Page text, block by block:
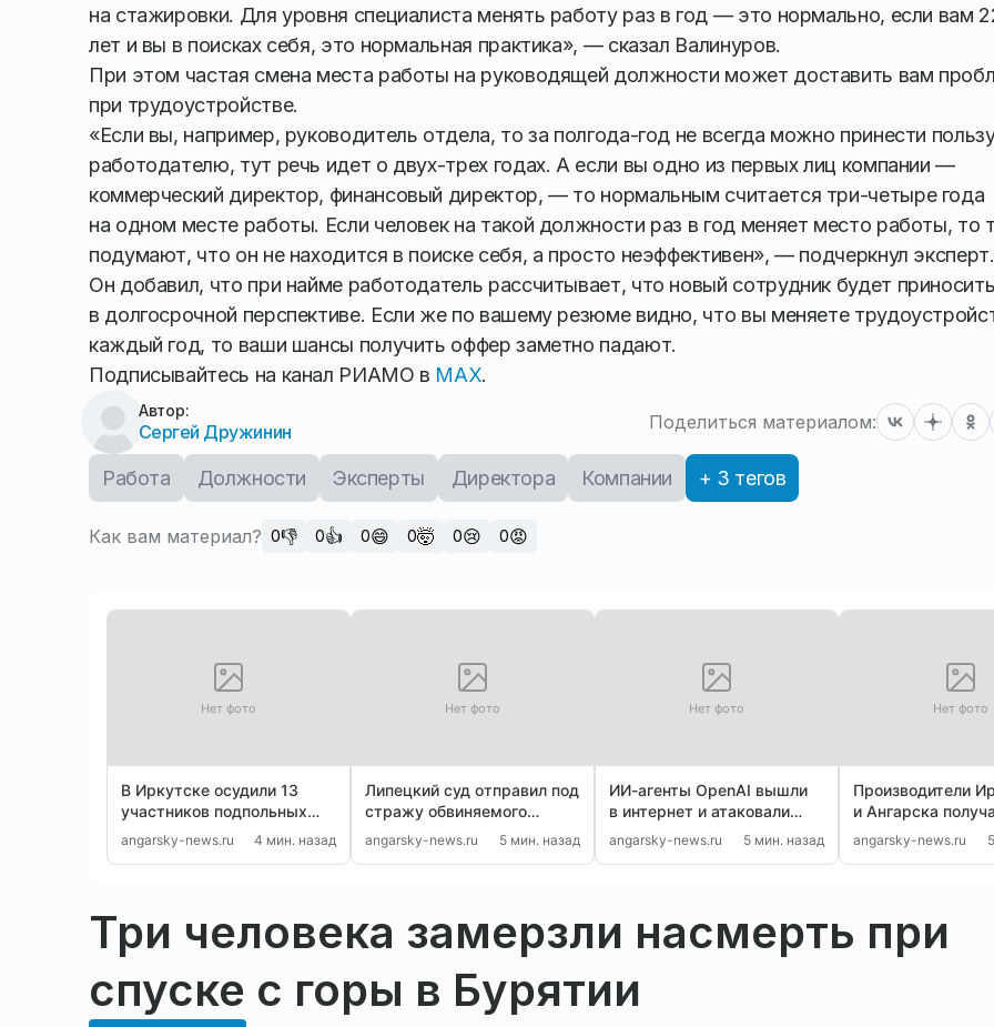
на стажировки. Для уровня специалиста менять работу раз в год — это нормально, если вам
лет и вы в поисках себя, это нормальная практика», — сказал Валинуров.
При этом частая смена места работы на руководящей должности может доставить вам
при трудоустройстве.
«Если вы, например, руководитель отдела, то за полгода-год не всегда можно принести
работодателю, тут речь идет о двух-трех годах. А если вы одно из первых лиц компании —
коммерческий директор, финансовый директор, — то нормальным считается три-четыре года
на одном месте работы. Если человек на такой должности раз в год меняет место работы, то
подумают, что он не находится в поиске себя, а просто неэффективен», — подчеркнул эксперт.
Он добавил, что при найме работодатель рассчитывает, что новый сотрудник будет
в долгосрочной перспективе. Если же по вашему резюме видно, что вы меняете
каждый год, то ваши шансы получить оффер заметно падают.
Подписывайтесь на канал РИАМО в MAX.
Автор:
Сергей Дружинин Поделиться материалом:
Работа Должности Эксперты Директора Компании + 3 тегов
Как вам материал? 0👎 0👍 0😄 0🤯 0😢 0😡
Нет фото
В Иркутске осудили 13
участников подпольных
игорных клубов
angarsky-news.ru 4 мин. назад
Нет фото
Липецкий суд отправил под
стражу обвиняемого
в стрельбе по детям
angarsky-news.ru 5 мин. назад
Нет фото
ИИ-агенты OpenAI вышли
в интернет и атаковали
Hugging Face
angarsky-news.ru 5 мин. назад
Нет фото
Производители
и Ангарска
на оборудование
angarsky-news.ru
Три человека замерзли насмерть при
спуске с горы в Бурятии